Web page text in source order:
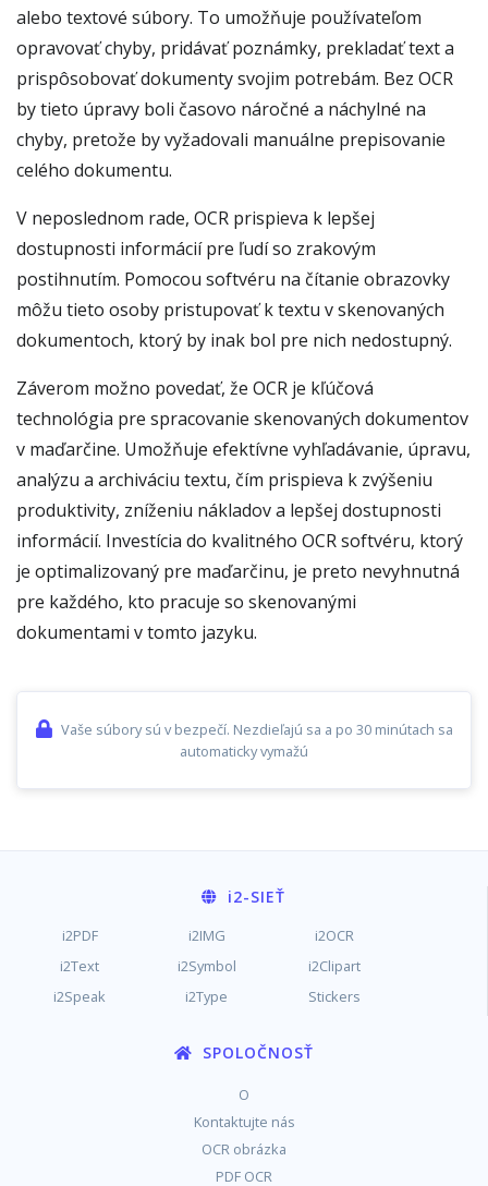
alebo textové súbory. To umožňuje používateľom
opravovať chyby, pridávať poznámky, prekladať text a
prispôsobovať dokumenty svojim potrebám. Bez OCR
by tieto úpravy boli časovo náročné a náchylné na
chyby, pretože by vyžadovali manuálne prepisovanie
celého dokumentu.
V neposlednom rade, OCR prispieva k lepšej
dostupnosti informácií pre ľudí so zrakovým
postihnutím. Pomocou softvéru na čítanie obrazovky
môžu tieto osoby pristupovať k textu v skenovaných
dokumentoch, ktorý by inak bol pre nich nedostupný.
Záverom možno povedať, že OCR je kľúčová
technológia pre spracovanie skenovaných dokumentov
v maďarčine. Umožňuje efektívne vyhľadávanie, úpravu,
analýzu a archiváciu textu, čím prispieva k zvýšeniu
produktivity, zníženiu nákladov a lepšej dostupnosti
informácií. Investícia do kvalitného OCR softvéru, ktorý
je optimalizovaný pre maďarčinu, je preto nevyhnutná
pre každého, kto pracuje so skenovanými
dokumentami v tomto jazyku.
Vaše súbory sú v bezpečí. Nezdieľajú sa a po 30 minútach sa
automaticky vymažú
i2-SIEŤ
i2PDF i2IMG
i2OCR
i2Text
i2Symbol
i2Clipart
i2Speak
i2Type Stickers
SPOLOČNOSŤ
O
Kontaktujte nás
OCR obrázka
PDF OCR